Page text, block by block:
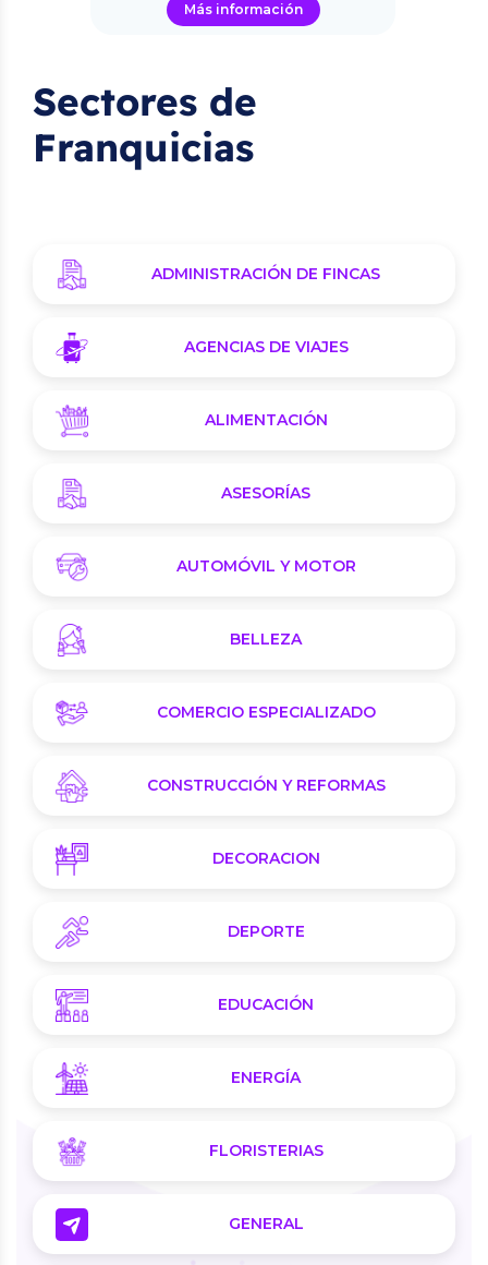
Más información
Sectores de
Franquicias
ADMINISTRACIÓN DE FINCAS
AGENCIAS DE VIAJES
ALIMENTACIÓN
ASESORÍAS
AUTOMÓVIL Y MOTOR
BELLEZA
COMERCIO ESPECIALIZADO
CONSTRUCCIÓN Y REFORMAS
DECORACION
DEPORTE
EDUCACIÓN
ENERGÍA
FLORISTERIAS
GENERAL